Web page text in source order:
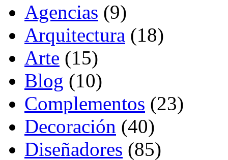
Agencias (9)
Arquitectura (18)
Arte (15)
Blog (10)
Complementos (23)
Decoración (40)
Diseñadores (85)